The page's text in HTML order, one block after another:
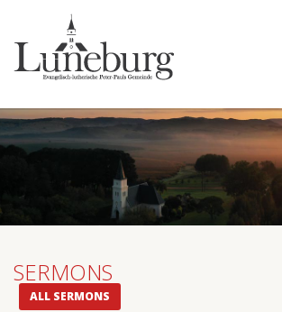
SERMONS
ALL SERMONS